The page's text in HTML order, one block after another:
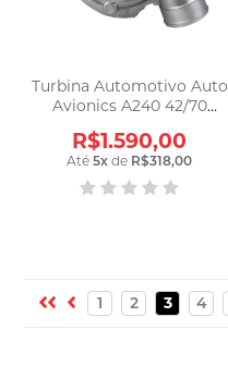
Turbina Automotivo Auto
Avionics A240 42/70
R$1.590,00
Até5x de R$318,00
1 2 3 4